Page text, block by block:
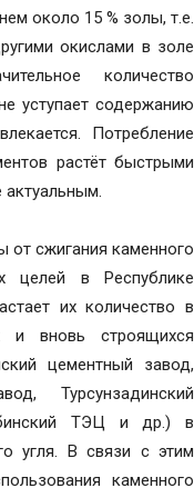
около 15 % золы, т.е.
окислами в золе
количество
уступает содержанию
Потребление
растёт быстрыми
от сжигания каменного
целей в Республике
их количество в
и вновь строящихся
цементный завод,
Турсунзадинский
ТЭЦ и др.) в
угля. В связи с этим
каменного